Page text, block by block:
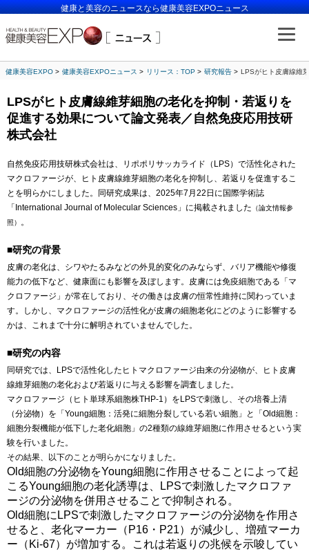
健康と美容のニュースなら健康美容EXPOニュース
健康美容EXPO 健康美容EXPOニュース リリース：TOP 研究報告 LPSがヒト皮膚線維
LPSがヒト皮膚線維芽細胞の老化を抑制・若返りを
促進する効果について論文発表／自然免疫応用技研
株式会社
自然免疫応用技研株式会社は、リポポリサッカライド（LPS）で活性化された
マクロファージが、ヒト皮膚線維芽細胞の老化を抑制し、若返りを促進するこ
とを明らかにしました。同研究成果は、2025年7月22日に国際学術誌
「International Journal of Molecular Sciences」に掲載されました （論文情報参
照） 。
■研究の背景
皮膚の老化は、シワやたるみなどの外見的変化のみならず、バリア機能や修復
能力の低下など、健康面にも影響を及ぼします。皮膚には免疫細胞である「マ
クロファージ」が常在しており、その働きは皮膚の恒常性維持に関わっていま
す。しかし、マクロファージの活性化が皮膚の細胞老化にどのように影響する
かは、これまで十分に解明されていませんでした。
■研究の内容
同研究では、LPSで活性化したヒトマクロファージ由来の分泌物が、ヒト皮膚
線維芽細胞の老化および若返りに与える影響を調査しました。
マクロファージ（ヒト単球系細胞株THP-1）をLPSで刺激し、その培養上清
（分泌物）を「Young細胞：活発に細胞分裂している若い細胞」と「Old細胞：
細胞分裂機能が低下した老化細胞」の2種類の線維芽細胞に作用させるという実
験を行いました。
その結果、以下のことが明らかになりました。
Old細胞の分泌物をYoung細胞に作用させることによって起
こるYoung細胞の老化誘導は、LPSで刺激したマクロファ
ージの分泌物を併用させることで抑制される。
Old細胞にLPSで刺激したマクロファージの分泌物を作用さ
せると、老化マーカー（P16・P21）が減少し、増殖マーカ
ー（Ki-67）が増加する。これは若返りの兆候を示唆してい